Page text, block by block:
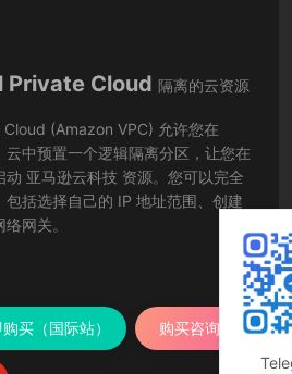
Private Cloud 隔离的云资源
(Amazon VPC) 允许您在
中预置一个逻辑隔离分区，让您在
动 亚马逊云科技 资源。您可以完全
括选择自己的 IP 地址范围、创建
网关。
买（国际站） 购买咨询